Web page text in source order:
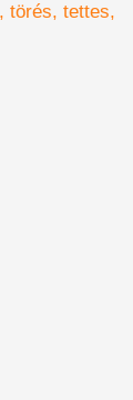
törés tettes